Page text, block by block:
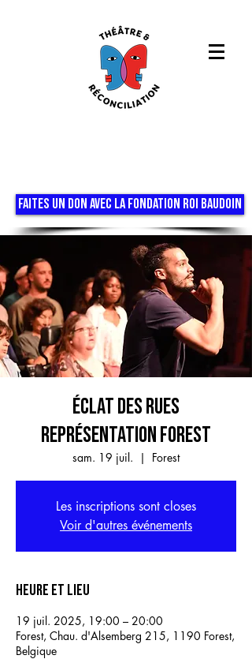
FAITES UN DON AVEC LA FONDATION ROI BAUDOIN
ÉCLAT DES RUES
REPRÉSENTATION FOREST
sam. 19 juil.
  |
Forest
Les inscriptions sont closes
Voir d'autres événements
Heure et lieu
19 juil. 2025, 19:00 – 20:00
Forest, Chau. d'Alsemberg 215, 1190 Forest,
Belgique